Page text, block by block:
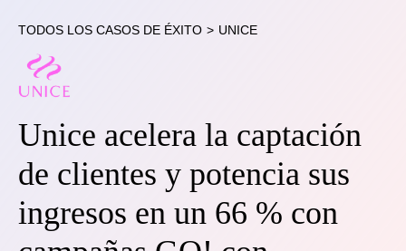
TODOS LOS CASOS DE ÉXITO > UNICE
Unice acelera la captación
de clientes y potencia sus
ingresos en un 66 % con